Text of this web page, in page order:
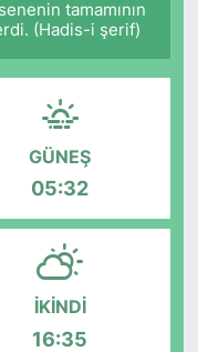
tamamının
(Hadis-i şerif)
GÜNEŞ
05:32
İKINDI
16:35